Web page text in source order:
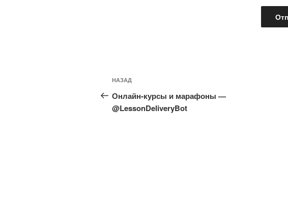
Навигация
по
записям
Предыдущая
запись:
НАЗАД
Онлайн-курсы и марафоны —
@LessonDeliveryBot